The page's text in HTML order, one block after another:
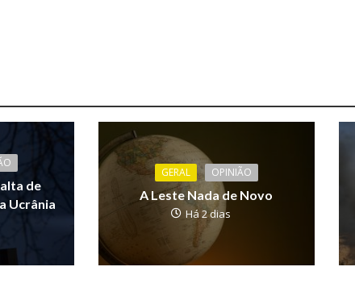
de
Ucrânia
GERAL OPINIÃO
A Leste Nada de Novo
Há 2 dias